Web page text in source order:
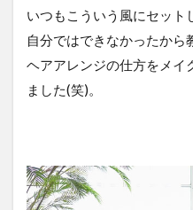
いつもこういう風にセット
自分ではできなかったから
ヘアアレンジの仕方をメイ
ました(笑)。